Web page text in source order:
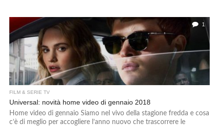
1
FILM & SERIE TV
Universal: novità home video di gennaio 2018
Home video di gennaio Siamo nel vivo della stagione fredda e cosa
c’è di meglio per accogliere l’anno nuovo che trascorrere le